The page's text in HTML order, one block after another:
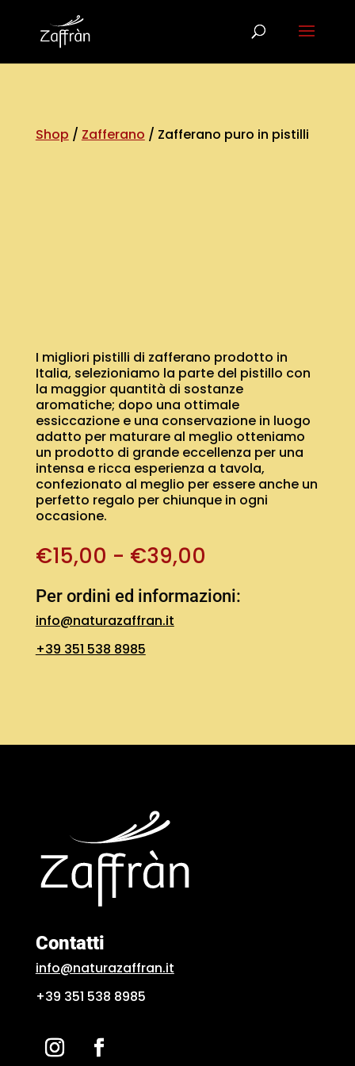
Shop / Zafferano / Zafferano puro in pistilli
I migliori pistilli di zafferano prodotto in
Italia, selezioniamo la parte del pistillo con
la maggior quantità di sostanze
aromatiche; dopo una ottimale
essiccazione e una conservazione in luogo
adatto per maturare al meglio otteniamo
un prodotto di grande eccellenza per una
intensa e ricca esperienza a tavola,
confezionato al meglio per essere anche un
perfetto regalo per chiunque in ogni
occasione.
€15,00 - €39,00
prezzo:
da
Per ordini ed informazioni:
info@naturazaffran.it
+39 351 538 8985
Contatti
info@naturazaffran.it
+39 351 538 8985